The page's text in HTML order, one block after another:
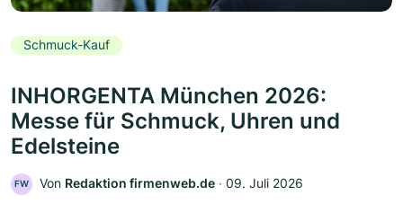
Schmuck-Kauf
INHORGENTA München 2026:
Messe für Schmuck, Uhren und
Edelsteine
FW Von Redaktion firmenweb.de ‧ 09. Juli 2026